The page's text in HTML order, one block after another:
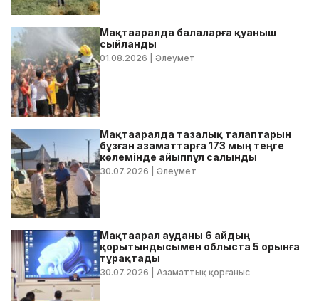
Мақтааралда балаларға қуаныш
сыйланды
01.08.2026 | Әлеумет
Мақтааралда тазалық талаптарын
бұзған азаматтарға 173 мың теңге
көлемінде айыппұл салынды
30.07.2026 | Әлеумет
Мақтаарал ауданы 6 айдың
қорытындысымен облыста 5 орынға
тұрақтады
30.07.2026 | Азаматтық қорғаныс